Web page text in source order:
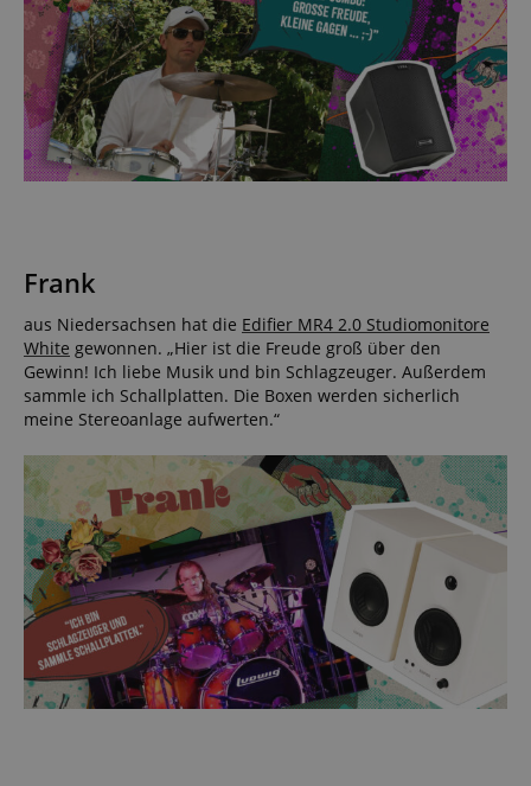
Frank
aus Niedersachsen hat die Edifier MR4 2.0 Studiomonitore
White gewonnen. „Hier ist die Freude groß über den
Gewinn! Ich liebe Musik und bin Schlagzeuger. Außerdem
sammle ich Schallplatten. Die Boxen werden sicherlich
meine Stereoanlage aufwerten.“